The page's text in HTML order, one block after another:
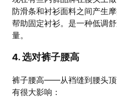
防滑条和衬衫面料之间产生
帮助固定衬衫。是一种低调
量。
4. 选对裤子腰高
裤子腰高——从裆缝到腰头
有很大影响：